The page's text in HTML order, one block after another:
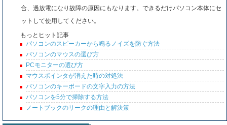
合、過放電になり故障の原因にもなります。できるだけパソコン本体にセ
ットして使用してください。
もっとヒット記事
パソコンのスピーカーから鳴るノイズを防ぐ方法
パソコンのマウスの選び方
PCモニターの選び方
マウスポインタが消えた時の対処法
パソコンのキーボードの文字入力の方法
パソコンを5分で掃除する方法
ノートブックのリークの理由と解決策